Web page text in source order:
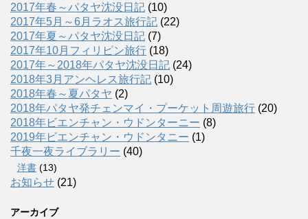
2017年春～パタヤ沈没日記 (10)
2017年5月～6月ラオス旅行記 (22)
2017年夏～パタヤ沈没日記 (7)
2017年10月フィリピン旅行 (18)
2017年～2018年パタヤ沈没日記 (24)
2018年3月アンヘレス旅行記 (10)
2018年春～夏パタヤ (2)
2018年パタヤ発チェンマイ・プーケット周遊旅行 (20)
2018年ビエンチャン・ウドンターニー (8)
2019年ビエンチャン・ウドンタニー (1)
千夜一夜ライブラリー (40)
洋書 (13)
お知らせ (21)
アーカイブ